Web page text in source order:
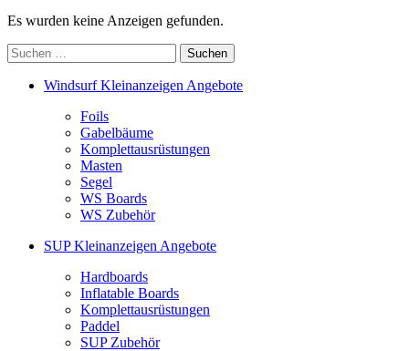
Es wurden keine Anzeigen gefunden.
Suchen
nach:
Windsurf Kleinanzeigen Angebote
Foils
Gabelbäume
Komplettausrüstungen
Masten
Segel
WS Boards
WS Zubehör
SUP Kleinanzeigen Angebote
Hardboards
Inflatable Boards
Komplettausrüstungen
Paddel
SUP Zubehör